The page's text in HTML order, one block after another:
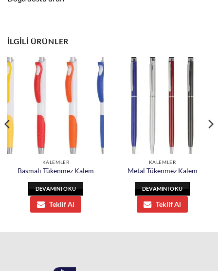
İLGILI ÜRÜNLER
KALEMLER
Basmalı Tükenmez Kalem
DEVAMINI OKU
Teklif Al
KALEMLER
Metal Tükenmez Kalem
DEVAMINI OKU
Teklif Al